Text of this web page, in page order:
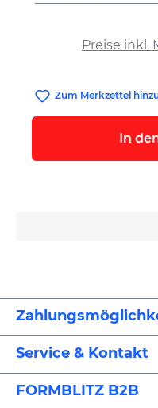
Preise inkl.
Zum Merkzettel
In
Service & Kontakt
FORMBLITZ B2B